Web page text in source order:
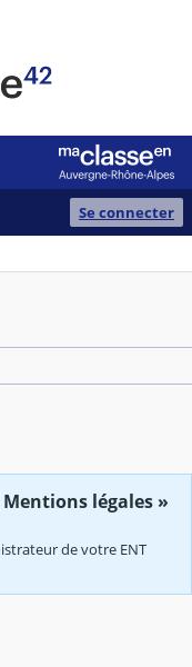
Se connecter
légales »
de votre ENT